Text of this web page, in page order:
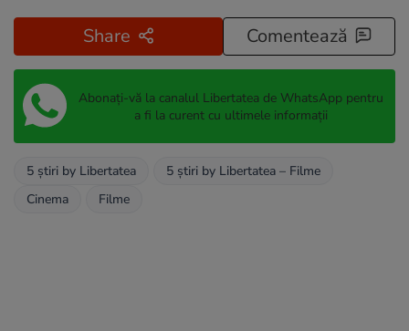
Share Comentează
Abonați-vă la canalul Libertatea de WhatsApp pentru
a fi la curent cu ultimele informații
5 știri by Libertatea
5 știri by Libertatea – Filme
Cinema
Filme